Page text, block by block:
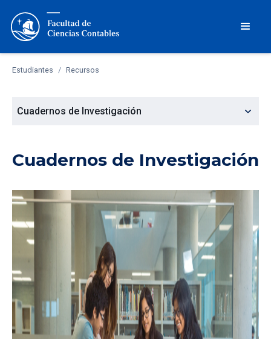
Estudiantes / Recursos
Cuadernos de Investigación expand_more
Cuadernos de Investigación